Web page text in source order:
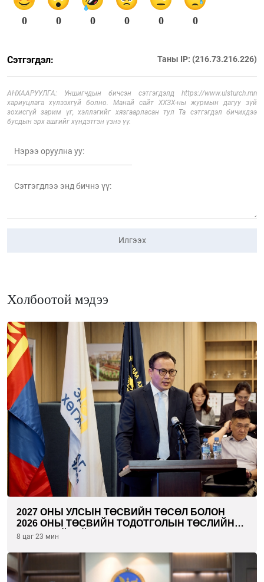
0 0 0 0 0 0
Сэтгэгдэл: Таны IP: (216.73.216.226)
АНХААРУУЛГА: Уншигчдын бичсэн сэтгэгдэлд https://www.ulsturch.mn
хариуцлага хүлээхгүй болно. Манай сайт ХХЗХ-ны журмын дагуу зүй
зохисгүй зарим үг, хэллэгийг хязгаарласан тул Та сэтгэгдэл бичихдээ
бусдын эрх ашгийг хүндэтгэн үзнэ үү.
Илгээх
Холбоотой мэдээ
2027 ОНЫ УЛСЫН ТӨСВИЙН ТӨСӨЛ БОЛОН
2026 ОНЫ ТӨСВИЙН ТОДОТГОЛЫН ТӨСЛИЙН
ОЛОН НИЙТИЙН ХЭЛЭЛЦҮҮЛЭГ БОЛЛОО
8 цаг 23 мин